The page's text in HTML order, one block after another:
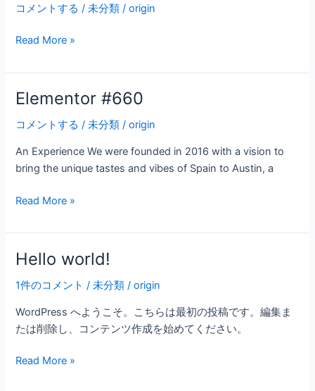
コメントする /未分類 /origin
Read More »
Elementor #660
コメントする /未分類 /origin
An Experience We were founded in 2016 with a vision to
bring the unique tastes and vibes of Spain to Austin, a
Elementor
Read More »
Hello world!
1件のコメント /未分類 /origin
WordPress へようこそ。こちらは最初の投稿です。編集ま
たは削除し、コンテンツ作成を始めてください。
Hello
Read More »